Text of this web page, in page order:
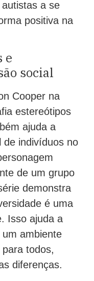
a se
positiva na
e
social
Cooper na
estereótipos
ajuda a
de indivíduos no
de um grupo
demonstra
é uma
Isso ajuda a
ambiente
todos,
diferenças.